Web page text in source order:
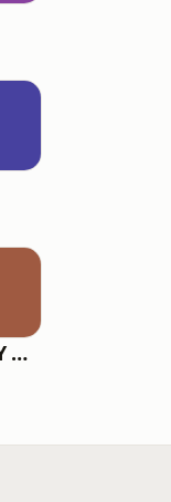
Pepino Sonidero Y Romantico Radio